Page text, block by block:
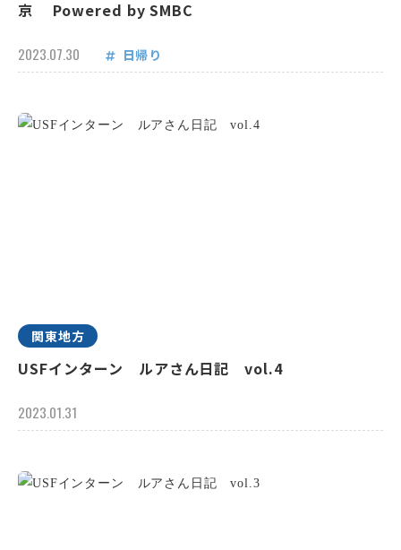
京 Powered by SMBC
2023.07.30 日帰り
関東地方
USFインターン ルアさん日記 vol.4
2023.01.31